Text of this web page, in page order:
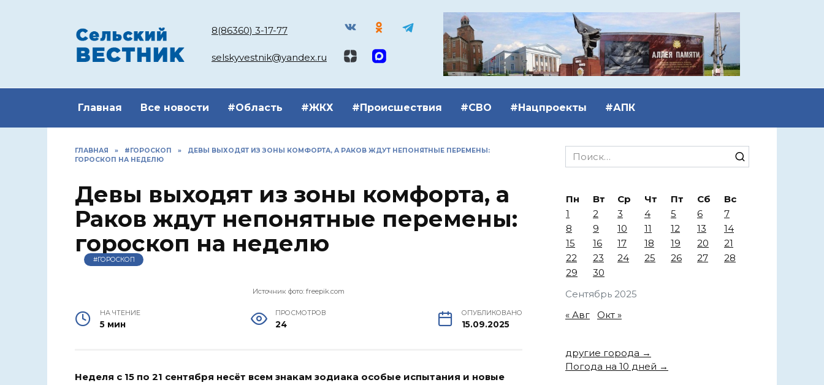
8(86360) 3-17-77
selskyvestnik@yandex.ru
Главная Все новости #Область #ЖКХ #Происшествия #СВО #Нацпроекты #АПК
ГЛАВНАЯ » #ГОРОСКОП »
ДЕВЫ ВЫХОДЯТ ИЗ ЗОНЫ КОМФОРТА, А РАКОВ ЖДУТ НЕПОНЯТНЫЕ ПЕРЕМЕНЫ:
ГОРОСКОП НА НЕДЕЛЮ
Девы выходят из зоны комфорта, а
Раков ждут непонятные перемены:
гороскоп на неделю
#ГОРОСКОП
Источник фото: freepik.com
НА ЧТЕНИЕ
5 мин
ПРОСМОТРОВ
24
ОПУБЛИКОВАНО
15.09.2025
Неделя с 15 по 21 сентября несёт всем знакам зодиака особые испытания и новые
Search
for:
Сентябрь 2025
Пн Вт Ср Чт Пт Сб
Вс
1
2 3 4 5 6
7
8
9 10 11 12 13
14
15
16 17 18 19 20
21
22
23 24 25 26 27
28
29
30
« Авг Окт »
другие города →
Погода на 10 дней →